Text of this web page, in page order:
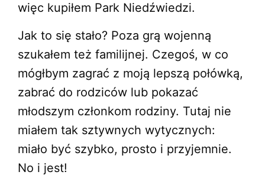
więc kupiłem Park Niedźwiedzi.
Jak to się stało? Poza grą wojenną
szukałem też familijnej. Czegoś, w co
mógłbym zagrać z moją lepszą połówką,
zabrać do rodziców lub pokazać
młodszym członkom rodziny. Tutaj nie
miałem tak sztywnych wytycznych:
miało być szybko, prosto i przyjemnie.
No i jest!